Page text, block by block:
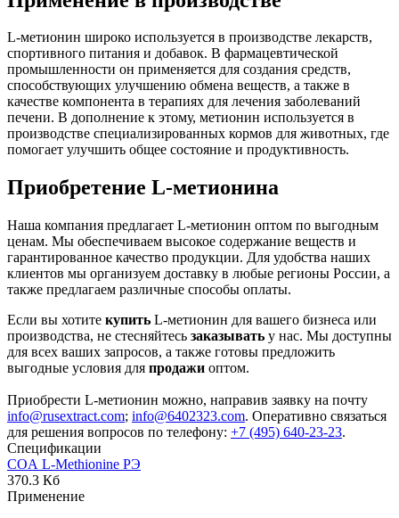
L-метионин широко используется в производстве лекарств,
спортивного питания и добавок. В фармацевтической
промышленности он применяется для создания средств,
способствующих улучшению обмена веществ, а также в
качестве компонента в терапиях для лечения заболеваний
печени. В дополнение к этому, метионин используется в
производстве специализированных кормов для животных, где
помогает улучшить общее состояние и продуктивность.
Приобретение L-метионина
Наша компания предлагает L-метионин оптом по выгодным
ценам. Мы обеспечиваем высокое содержание веществ и
гарантированное качество продукции. Для удобства наших
клиентов мы организуем доставку в любые регионы России, а
также предлагаем различные способы оплаты.
Если вы хотите купить L-метионин для вашего бизнеса или
производства, не стесняйтесь заказывать у нас. Мы доступны
для всех ваших запросов, а также готовы предложить
выгодные условия для продажи оптом.
Приобрести L-метионин можно, направив заявку на почту
info@rusextract.com; info@6402323.com. Оперативно связаться
для решения вопросов по телефону: +7 (495) 640-23-23.
Спецификации
COA L-Methionine РЭ
370.3 Кб
Применение